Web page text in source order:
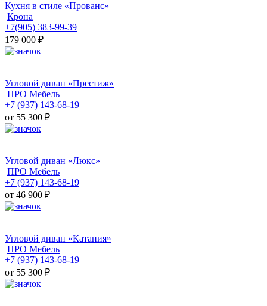
Кухня в стиле «Прованс»
Крона
+7(905) 383-99-39
179 000 ₽
Угловой диван «Престиж»
ПРО Мебель
+7 (937) 143-68-19
от 55 300 ₽
Угловой диван «Люкс»
ПРО Мебель
+7 (937) 143-68-19
от 46 900 ₽
Угловой диван «Катания»
ПРО Мебель
+7 (937) 143-68-19
от 55 300 ₽